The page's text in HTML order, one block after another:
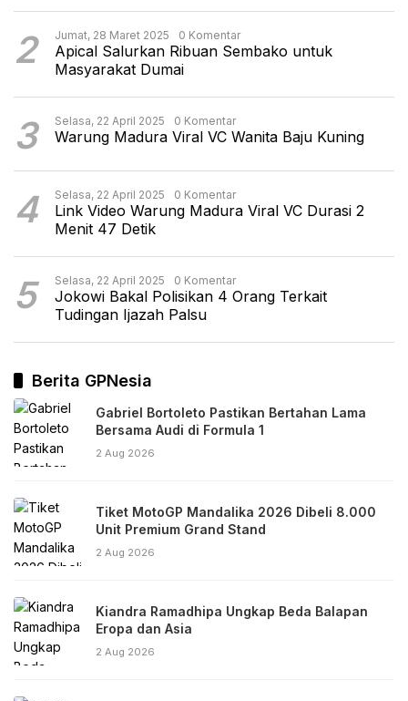
2 Jumat, 28 Maret 2025 0 Komentar
Apical Salurkan Ribuan Sembako untuk
Masyarakat Dumai
3 Selasa, 22 April 2025 0 Komentar
Warung Madura Viral VC Wanita Baju Kuning
4 Selasa, 22 April 2025 0 Komentar
Link Video Warung Madura Viral VC Durasi 2
Menit 47 Detik
5 Selasa, 22 April 2025 0 Komentar
Jokowi Bakal Polisikan 4 Orang Terkait
Tudingan Ijazah Palsu
Berita GPNesia
Gabriel Bortoleto Pastikan Bertahan Lama
Bersama Audi di Formula 1
2 Aug 2026
Tiket MotoGP Mandalika 2026 Dibeli 8.000
Unit Premium Grand Stand
2 Aug 2026
Kiandra Ramadhipa Ungkap Beda Balapan
Eropa dan Asia
2 Aug 2026